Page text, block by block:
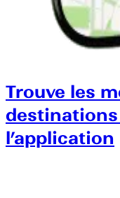
Trouve les
l’application